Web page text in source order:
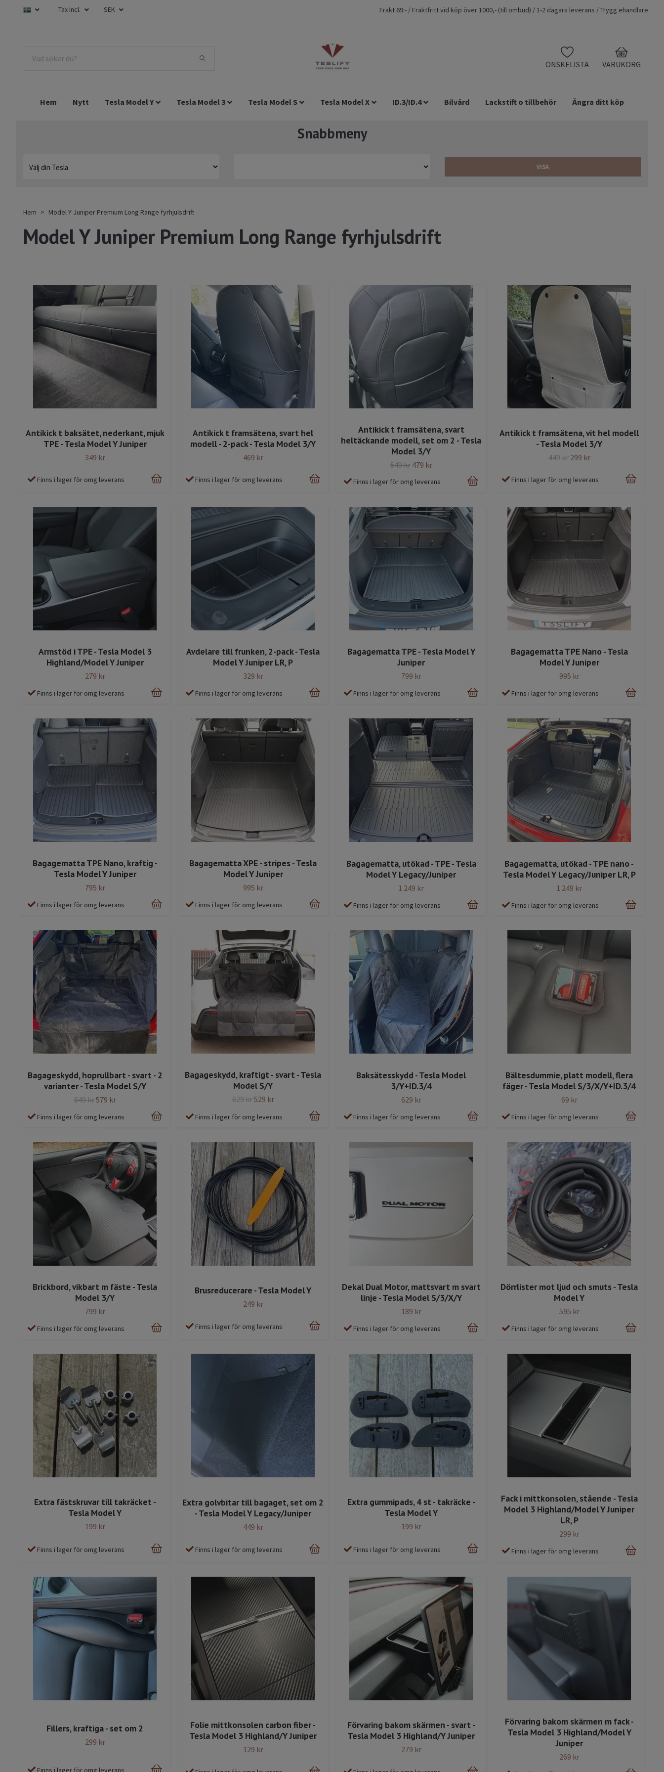
Tax Incl. SEK Frakt 69:- / Fraktfritt vid köp över 1000,- (till ombud) / 1-2 dagars leverans / Trygg ehandlare
ÖNSKELISTA
0
VARUKORG
Hem Nytt Tesla Model Y Tesla Model 3 Tesla Model S Tesla Model X ID.3/ID.4 Bilvård Lackstift o tillbehör Ångra ditt köp
Snabbmeny
VISA
Hem Model Y Juniper Premium Long Range fyrhjulsdrift
Model Y Juniper Premium Long Range fyrhjulsdrift
Antikick t baksätet, nederkant, mjuk
TPE - Tesla Model Y Juniper
349 kr
Finns i lager för omg leverans
Antikick t framsätena, svart hel
modell - 2-pack - Tesla Model 3/Y
469 kr
Finns i lager för omg leverans
Antikick t framsätena, svart
heltäckande modell, set om 2 - Tesla
Model 3/Y
549 kr 479 kr
Finns i lager för omg leverans
Antikick t framsätena, vit hel modell
- Tesla Model 3/Y
449 kr 299 kr
Finns i lager för omg leverans
Armstöd i TPE - Tesla Model 3
Highland/Model Y Juniper
279 kr
Finns i lager för omg leverans
Avdelare till frunken, 2-pack - Tesla
Model Y Juniper LR, P
329 kr
Finns i lager för omg leverans
Bagagematta TPE - Tesla Model Y
Juniper
799 kr
Finns i lager för omg leverans
Bagagematta TPE Nano - Tesla
Model Y Juniper
995 kr
Finns i lager för omg leverans
Bagagematta TPE Nano, kraftig -
Tesla Model Y Juniper
795 kr
Finns i lager för omg leverans
Bagagematta XPE - stripes - Tesla
Model Y Juniper
995 kr
Finns i lager för omg leverans
Bagagematta, utökad - TPE - Tesla
Model Y Legacy/Juniper
1 249 kr
Finns i lager för omg leverans
Bagagematta, utökad - TPE nano -
Tesla Model Y Legacy/Juniper LR, P
1 249 kr
Finns i lager för omg leverans
Bagageskydd, hoprullbart - svart - 2
varianter - Tesla Model S/Y
649 kr579 kr
Finns i lager för omg leverans
Bagageskydd, kraftigt - svart - Tesla
Model S/Y
629 kr529 kr
Finns i lager för omg leverans
Baksätesskydd - Tesla Model
3/Y+ID.3/4
629 kr
Finns i lager för omg leverans
Bältesdummie, platt modell, flera
fäger - Tesla Model S/3/X/Y+ID.3/4
69 kr
Finns i lager för omg leverans
Brickbord, vikbart m fäste - Tesla
Model 3/Y
799 kr
Finns i lager för omg leverans
Brusreducerare - Tesla Model Y
249 kr
Finns i lager för omg leverans
Dekal Dual Motor, mattsvart m svart
linje - Tesla Model S/3/X/Y
189 kr
Finns i lager för omg leverans
Dörrlister mot ljud och smuts - Tesla
Model Y
595 kr
Finns i lager för omg leverans
Extra fästskruvar till takräcket -
Tesla Model Y
199 kr
Finns i lager för omg leverans
Extra golvbitar till bagaget, set om 2
- Tesla Model Y Legacy/Juniper
449 kr
Finns i lager för omg leverans
Extra gummipads, 4 st - takräcke -
Tesla Model Y
199 kr
Finns i lager för omg leverans
Fack i mittkonsolen, stående - Tesla
Model 3 Highland/Model Y Juniper
LR, P
299 kr
Finns i lager för omg leverans
Fillers, kraftiga - set om 2
299 kr
Finns i lager för omg leverans
Folie mittkonsolen carbon fiber -
Tesla Model 3 Highland/Y Juniper
129 kr
Förvaring bakom skärmen - svart -
Tesla Model 3 Highland/Y Juniper
279 kr
Förvaring bakom skärmen m fack -
Tesla Model 3 Highland/Model Y
Juniper
269 kr